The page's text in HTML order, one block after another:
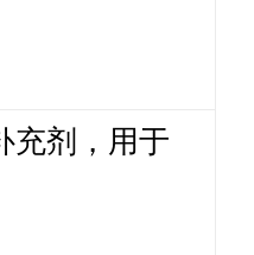
充剂，用于